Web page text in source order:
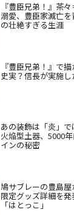
『豊臣兄弟！』茶
溺愛、豊臣家滅亡
の壮絶すぎる生涯
『豊臣兄弟！』で
史実？信長が実施
あの装飾は「炎」
火焔型土器、5000
インの秘密
鳩サブレーの豊島屋
限定グッズ詳細を
「はとっこ」